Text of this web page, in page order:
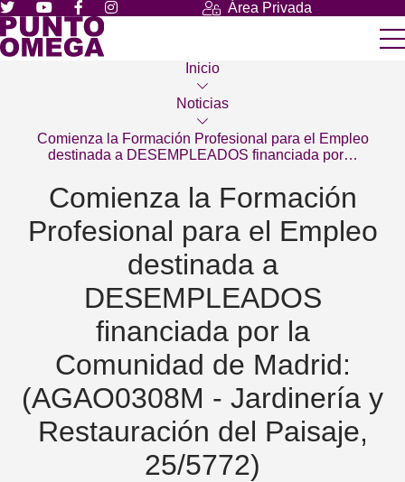
Área Privada
Inicio
Noticias
Comienza la Formación Profesional para el Empleo
destinada a DESEMPLEADOS financiada por…
Comienza la Formación
Profesional para el Empleo
destinada a
DESEMPLEADOS
financiada por la
Comunidad de Madrid:
(AGAO0308M - Jardinería y
Restauración del Paisaje,
25/5772)